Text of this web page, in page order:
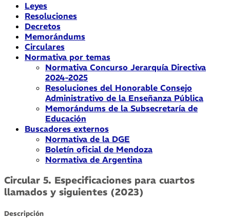
Leyes
Resoluciones
Decretos
Memorándums
Circulares
Normativa por temas
Normativa Concurso Jerarquía Directiva
2024-2025
Resoluciones del Honorable Consejo
Administrativo de la Enseñanza Pública
Memorándums de la Subsecretaría de
Educación
Buscadores externos
Normativa de la DGE
Boletín oficial de Mendoza
Normativa de Argentina
Circular 5. Especificaciones para cuartos
llamados y siguientes (2023)
Descripción